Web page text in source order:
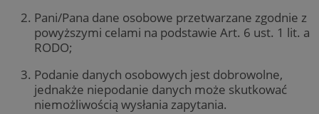
Pani/Pana dane osobowe przetwarzane zgodnie z
powyższymi celami na podstawie Art. 6 ust. 1 lit. a
RODO;
Podanie danych osobowych jest dobrowolne,
jednakże niepodanie danych może skutkować
niemożliwością wysłania zapytania.